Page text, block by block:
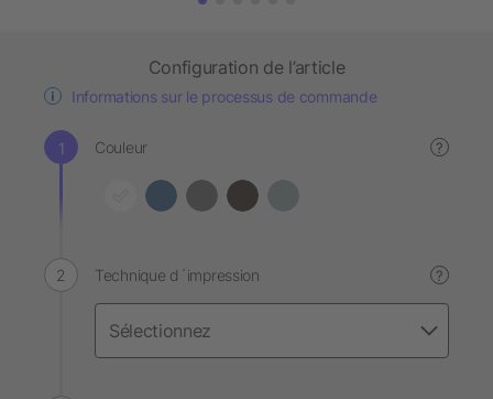
Configuration de l’article
Informations sur le processus de commande
Couleur ?
Technique d´impression ?